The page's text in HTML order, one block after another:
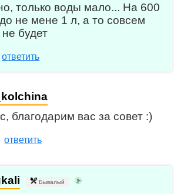
только воды мало... На 600
не мене 1 л, а то совсем
будет
ответить
благодарим вас за совет :)
ответить
Бывалый